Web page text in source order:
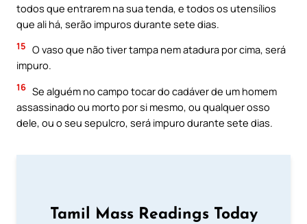
todos que entrarem na sua tenda, e todos os utensílios
que ali há, serão impuros durante sete dias.
15 O vaso que não tiver tampa nem atadura por cima, será
impuro.
16 Se alguém no campo tocar do cadáver de um homem
assassinado ou morto por si mesmo, ou qualquer osso
dele, ou o seu sepulcro, será impuro durante sete dias.
Tamil Mass Readings Today